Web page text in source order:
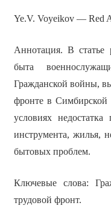
Ye.V. Voyeikov — Red
Аннотация. В статье
быта
Гражданской войны,
фронте в Симбирской
условиях недостатка
инструмента, жилья,
бытовых проблем.
Ключевые слова:
трудовой фронт.